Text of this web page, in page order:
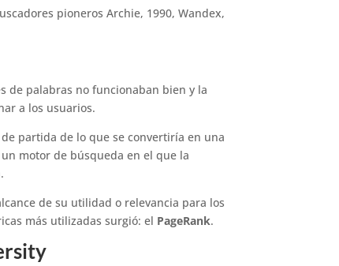
pioneros Archie, 1990, Wandex,
de palabras no funcionaban bien y la
a los usuarios.
partida de lo que se convertiría en una
motor de búsqueda en el que la
de su utilidad o relevancia para los
más utilizadas surgió: el PageRank.